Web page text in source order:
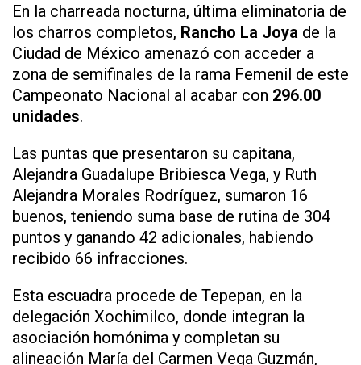
En la charreada nocturna, última eliminatoria de
los charros completos, Rancho La Joya de la
Ciudad de México amenazó con acceder a
zona de semifinales de la rama Femenil de este
Campeonato Nacional al acabar con 296.00
unidades.
Las puntas que presentaron su capitana,
Alejandra Guadalupe Bribiesca Vega, y Ruth
Alejandra Morales Rodríguez, sumaron 16
buenos, teniendo suma base de rutina de 304
puntos y ganando 42 adicionales, habiendo
recibido 66 infracciones.
Esta escuadra procede de Tepepan, en la
delegación Xochimilco, donde integran la
asociación homónima y completan su
alineación María del Carmen Vega Guzmán,